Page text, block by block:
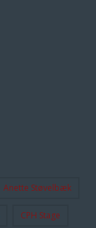
Anette Støvelbæk
CPH Stage